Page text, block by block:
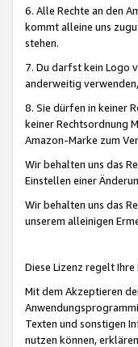
6. Alle Rechte an den
kommt alleine uns
stehen.
7. Du darfst kein Logo
anderweitig
8. Sie dürfen in keiner
keiner Rechtsordnung
Amazon-Marke zum
Wir behalten uns das
Einstellen einer
Wir behalten uns das
unserem alleinigen
Diese Lizenz regelt
Mit dem Akzeptieren
Texten und sonstigen
nutzen können,